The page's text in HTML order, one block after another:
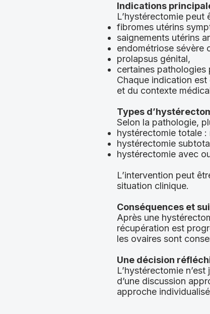
Indications
L’hystérectomie peut
fibromes utérins
saignements utérins
endométriose sévère
prolapsus génital,
certaines pathologies
Chaque indication
et du contexte
Types
Selon la pathologie,
hystérectomie totale :
hystérectomie
hystérectomie avec
L’intervention peut
situation clinique.
Conséquences et
Après une
récupération est
les ovaires sont
Une décision
L’hystérectomie
d’une discussion
approche